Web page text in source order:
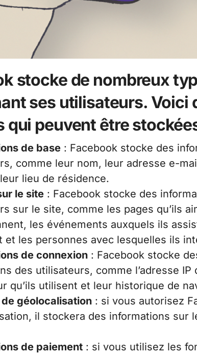
stocke de nombreux
ses utilisateurs. Voici
qui peuvent être
de base : Facebook stocke des
comme leur nom, leur adresse e-
lieu de résidence.
le site : Facebook stocke des
sur le site, comme les pages qu’ils
les événements auxquels ils
et les personnes avec lesquelles ils
de connexion : Facebook stocke
des utilisateurs, comme l’adresse
qu’ils utilisent et leur historique de
de géolocalisation : si vous autorisez
il stockera des informations sur
de paiement : si vous utilisez les